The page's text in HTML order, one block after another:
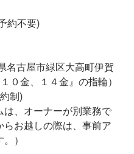
約不要)
古屋市緑区大高町伊賀
０金、１４金』の指輪）
制)
、オーナーが別業務で
お越しの際は、事前ア
）